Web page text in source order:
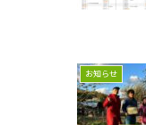
お知らせ